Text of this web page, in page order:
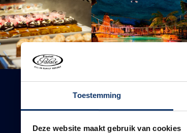
Toestemming
Deze website maakt gebruik van cookies